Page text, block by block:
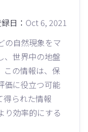
日： Oct 6, 2021
の自然現象をマ
、世界中の地盤
この情報は、保
価に役立つ可能
得られた情報
り効率的にする